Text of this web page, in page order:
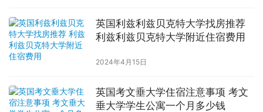
英国利兹利兹贝克特大学找房推荐
利兹利兹贝克特大学附近住宿费用
2024年4月15日
英国考文垂大学住宿注意事项 考文
垂大学学生公寓一个月多少钱